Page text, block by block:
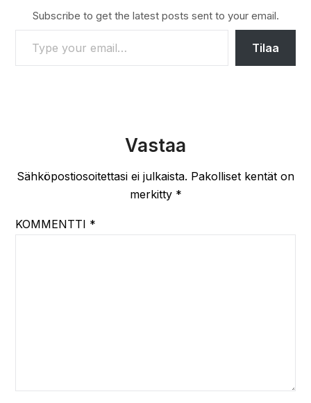
Subscribe to get the latest posts sent to your email.
TYPE YOUR EMAIL…
Tilaa
Vastaa
Sähköpostiosoitettasi ei julkaista. Pakolliset kentät on
merkitty *
KOMMENTTI *